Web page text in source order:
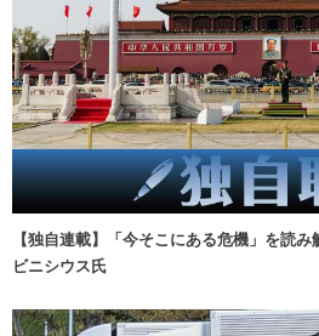
【独自連載】「今そこにある危機」を読
ビニシウス氏